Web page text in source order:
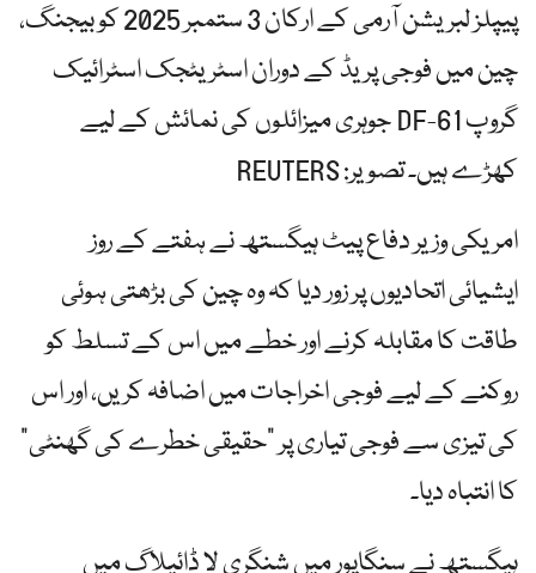
پیپلز لبریشن آرمی کے ارکان 3 ستمبر 2025 کو بیجنگ،
چین میں فوجی پریڈ کے دوران اسٹریٹجک اسٹرائیک
گروپ DF-61 جوہری میزائلوں کی نمائش کے لیے
کھڑے ہیں۔ تصویر: REUTERS
امریکی وزیر دفاع پیٹ ہیگستھ نے ہفتے کے روز
ایشیائی اتحادیوں پر زور دیا کہ وہ چین کی بڑھتی ہوئی
طاقت کا مقابلہ کرنے اور خطے میں اس کے تسلط کو
روکنے کے لیے فوجی اخراجات میں اضافہ کریں، اور اس
کی تیزی سے فوجی تیاری پر "حقیقی خطرے کی گھنٹی”
کا انتباہ دیا۔
ہیگستھ نے سنگاپور میں شنگری لا ڈائیلاگ میں